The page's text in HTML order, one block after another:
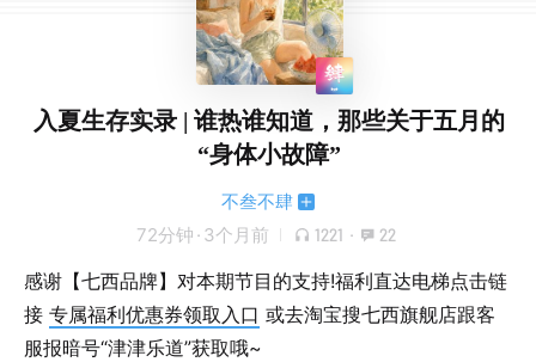
入夏生存实录 | 谁热谁知道，那些关于五月的
“身体小故障”
不叁不肆
72分钟 · 3个月前 1221 · 22
感谢【七西品牌】对本期节目的支持!福利直达电梯点击链
接 专属福利优惠券领取入口 或去淘宝搜七西旗舰店跟客
服报暗号“津津乐道”获取哦~